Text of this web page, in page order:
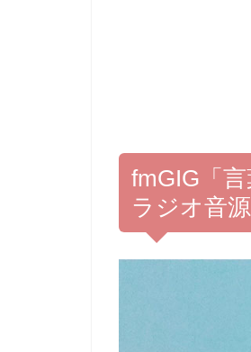
fmGIG「
ラジオ音源